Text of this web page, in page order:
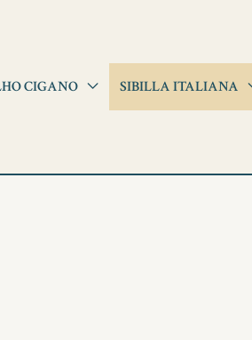
CIGANO SIBILLA ITALIANA